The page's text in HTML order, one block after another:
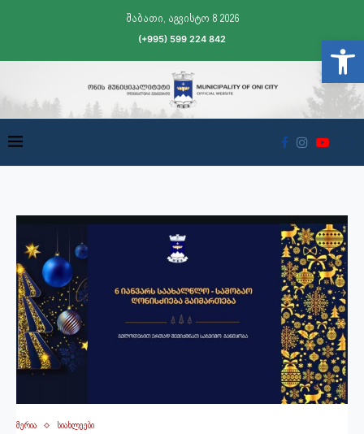
შაბათი, აგვისტო 8 2026
(+995) 599 224 842
მერია სიახლეები